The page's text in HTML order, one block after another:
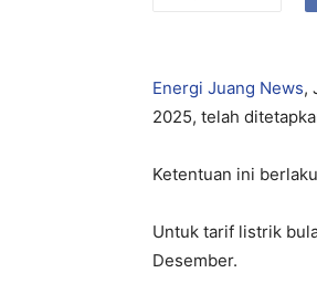
Energi Juang News,
2025, telah
Ketentuan ini
Untuk tarif listrik
Desember.